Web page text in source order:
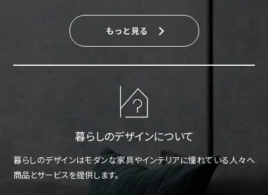
もっと見る
暮らしのデザインについて
暮らしのデザインはモダンな家具やインテリアに憧れている人々へ
商品とサービスを提供します。